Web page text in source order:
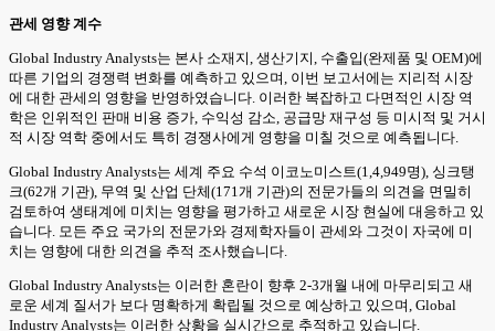
관세 영향 계수
Global Industry Analysts는 본사 소재지, 생산기지, 수출입(완제품 및 OEM)에
따른 기업의 경쟁력 변화를 예측하고 있으며, 이번 보고서에는 지리적 시장
에 대한 관세의 영향을 반영하였습니다. 이러한 복잡하고 다면적인 시장 역
학은 인위적인 판매 비용 증가, 수익성 감소, 공급망 재구성 등 미시적 및 거시
적 시장 역학 중에서도 특히 경쟁사에게 영향을 미칠 것으로 예측됩니다.
Global Industry Analysts는 세계 주요 수석 이코노미스트(1,4,949명), 싱크탱
크(62개 기관), 무역 및 산업 단체(171개 기관)의 전문가들의 의견을 면밀히
검토하여 생태계에 미치는 영향을 평가하고 새로운 시장 현실에 대응하고 있
습니다. 모든 주요 국가의 전문가와 경제학자들이 관세와 그것이 자국에 미
치는 영향에 대한 의견을 추적 조사했습니다.
Global Industry Analysts는 이러한 혼란이 향후 2-3개월 내에 마무리되고 새
로운 세계 질서가 보다 명확하게 확립될 것으로 예상하고 있으며, Global
Industry Analysts는 이러한 상황을 실시간으로 추적하고 있습니다.